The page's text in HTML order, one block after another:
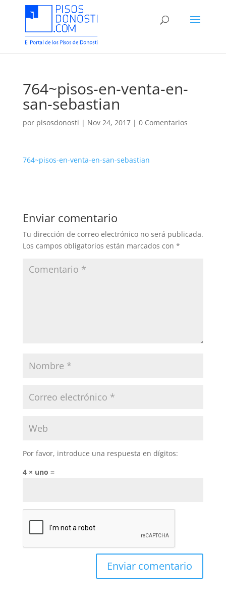
764~pisos-en-venta-en-
san-sebastian
por pisosdonosti | Nov 24, 2017| 0 Comentarios
764~pisos-en-venta-en-san-sebastian
Enviar comentario
Tu dirección de correo electrónico no será publicada.
Los campos obligatorios están marcados con *
Por favor, introduce una respuesta en dígitos:
4 × uno =